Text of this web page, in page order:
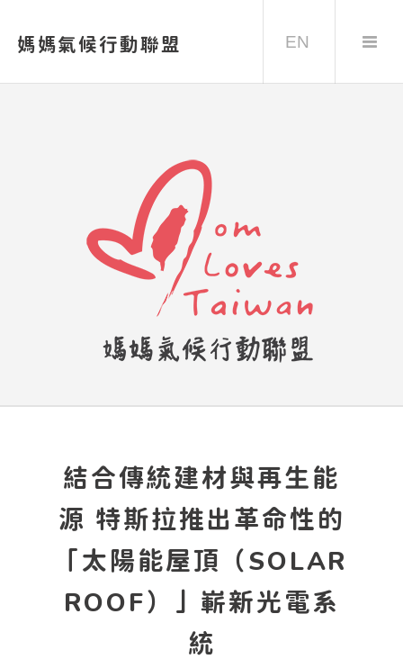
媽媽氣候行動聯盟 EN
結合傳統建材與再生能
源 特斯拉推出革命性的
「太陽能屋頂（SOLAR
ROOF）」嶄新光電系
統